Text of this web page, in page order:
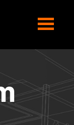
Abrir